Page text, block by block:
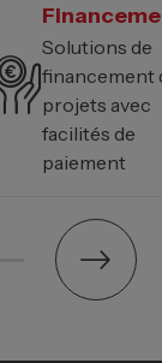
Solutions de
financement
projets avec
facilités de
paiement